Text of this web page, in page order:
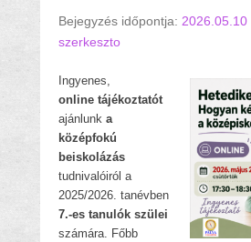
Bejegyzés időpontja: 2026.05.10
szerkeszto
Ingyenes,
online tájékoztatót
ajánlunk a
középfokú
beiskolázás
tudnivalóiról a
2025/2026. tanévben
7.-es tanulók szülei
számára. Főbb